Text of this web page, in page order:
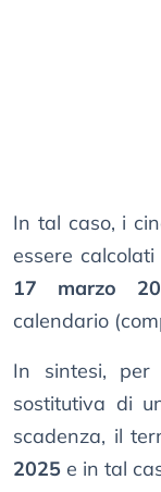
In tal caso, i
essere
17 marzo
calendario
In sintesi, per
sostitutiva di
scadenza, il
2025 e in tal